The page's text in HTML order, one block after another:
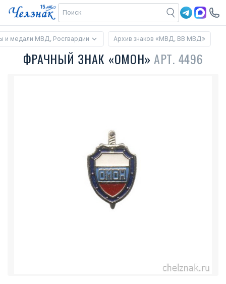
и медали МВД, Росгвардии Архив знаков «МВД, ВВ МВД»
ФРАЧНЫЙ ЗНАК «ОМОН» АРТ. 4496